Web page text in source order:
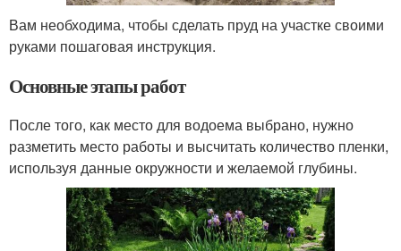
Вам необходима, чтобы сделать пруд на участке своими
руками пошаговая инструкция.
Основные этапы работ
После того, как место для водоема выбрано, нужно
разметить место работы и высчитать количество пленки,
используя данные окружности и желаемой глубины.